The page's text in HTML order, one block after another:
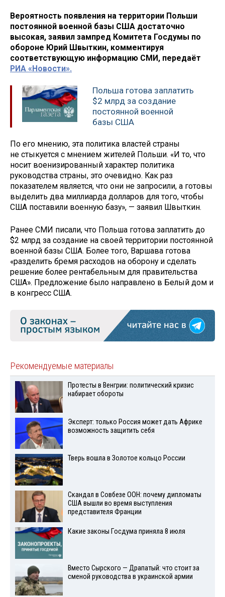
Вероятность появления на территории Польши
постоянной военной базы США достаточно
высокая, заявил зампред Комитета Госдумы по
обороне Юрий Швыткин, комментируя
соответствующую информацию СМИ, передаёт
РИА «Новости».
Польша готова заплатить
$2 млрд за создание
постоянной военной
базы США‍
По его мнению, эта политика властей страны
не стыкуется с мнением жителей Польши. «И то, что
носит военизированный характер политика
руководства страны, это очевидно. Как раз
показателем является, что они не запросили, а готовы
выделить два миллиарда долларов для того, чтобы
США поставили военную базу», — заявил Швыткин.
Ранее СМИ писали, что Польша готова заплатить до
$2 млрд за создание на своей территории постоянной
военной базы США‍. Более того, Варшава готова
«разделить бремя расходов на оборону и сделать
решение более рентабельным для правительства
США». Предложение было направлено в Белый дом и
в конгресс США.
Рекомендуемые материалы
Протесты в Венгрии: политический кризис
набирает обороты
Эксперт: только Россия может дать Африке
возможность защитить себя
Тверь вошла в Золотое кольцо России
Скандал в Совбезе ООН: почему дипломаты
США вышли во время выступления
представителя Франции
Какие законы Госдума приняла 8 июля
Вместо Сырского — Драпатый: что стоит за
сменой руководства в украинской армии